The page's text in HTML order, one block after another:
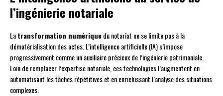
l’ingénierie notariale
Latransformation numériquedu notariat ne se limite pas à la
dématérialisation des actes. L’intelligence artificielle (IA) s’impose
progressivement comme un auxiliaire précieux de l’ingénierie patrimoniale.
Loin de remplacer l’expertise notariale, ces technologies l’augmentent en
automatisant les tâches répétitives et en enrichissant l’analyse des situations
complexes.